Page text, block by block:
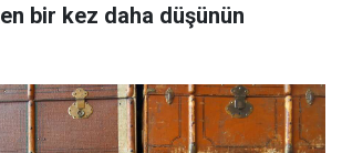
bir kez daha düşünün